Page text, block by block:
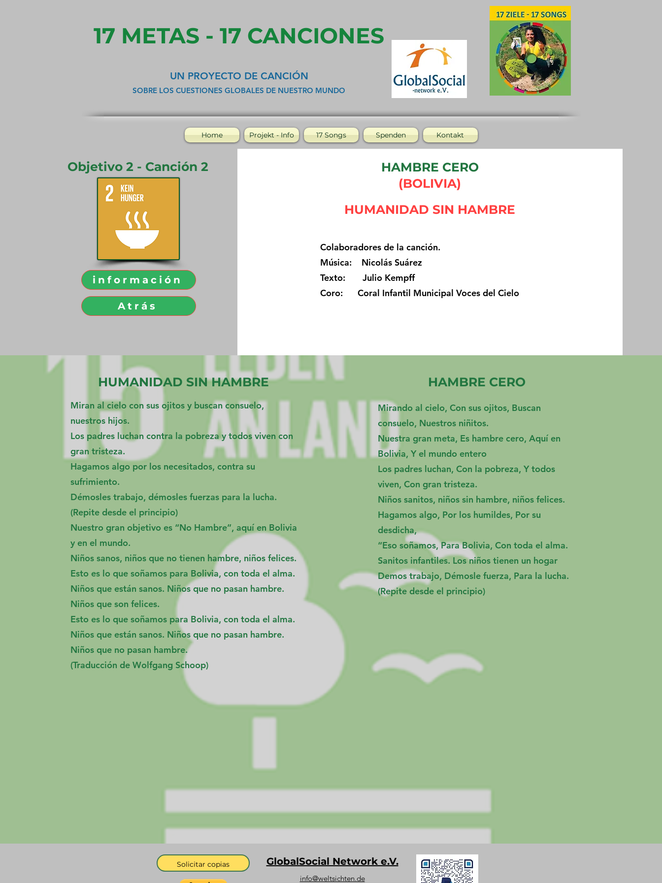
17 METAS - 17 CANCIONES
UN PROYECTO DE CANCIÓN
SOBRE LOS CUESTIONES GLOBALES DE NUESTRO MUNDO
Home Projekt - Info 17 Songs Spenden Kontakt
Objetivo 2 - Canción 2
información
Atrás
HAMBRE CERO
(BOLIVIA)
HUMANIDAD SIN HAMBRE
Colaboradores de la canción.
Música: Nicolás Suárez
Texto: Julio Kempff
Coro: Coral Infantil Municipal Voces del Cielo
HUMANIDAD SIN HAMBRE
Miran al cielo con sus ojitos y buscan consuelo,
nuestros hijos.
Los padres luchan contra la pobreza y todos viven con
gran tristeza.
Hagamos algo por los necesitados, contra su
sufrimiento.
Démosles trabajo, démosles fuerzas para la lucha.
(Repite desde el principio)
Nuestro gran objetivo es “No Hambre”, aquí en Bolivia
y en el mundo.
Niños sanos, niños que no tienen hambre, niños felices.
Esto es lo que soñamos para Bolivia, con toda el alma.
Niños que están sanos. Niños que no pasan hambre.
Niños que son felices.
Esto es lo que soñamos para Bolivia, con toda el alma.
Niños que están sanos. Niños que no pasan hambre.
Niños que no pasan hambre.
(Traducción de Wolfgang Schoop)
HAMBRE CERO
Mirando al cielo, Con sus ojitos, Buscan
consuelo, Nuestros niñitos.
Nuestra gran meta, Es hambre cero, Aquí en
Bolivia, Y el mundo entero
Los padres luchan, Con la pobreza, Y todos
viven, Con gran tristeza.
Niños sanitos, niños sin hambre, niños felices.
Hagamos algo, Por los humildes, Por su
desdicha,
“Eso soñamos, Para Bolivia, Con toda el alma.
Sanitos infantiles. Los niños tienen un hogar
Demos trabajo, Démosle fuerza, Para la lucha.
(Repite desde el principio)
GlobalSocial Network e.V.
info@weltsichten.de
Solicitar copias